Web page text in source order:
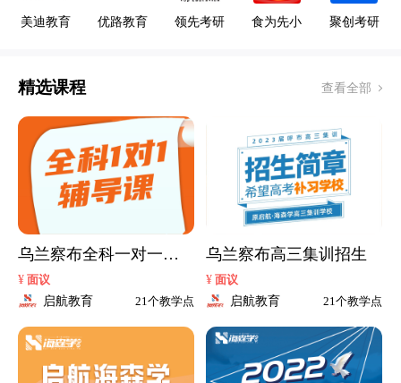
美迪教育 优路教育 领先考研
食为先小
聚创考研
精选课程 查看全部
乌兰察布全科一对一辅
导
¥ 面议
启航教育 21个教学点
乌兰察布高三集训招生
¥ 面议
启航教育 21个教学点